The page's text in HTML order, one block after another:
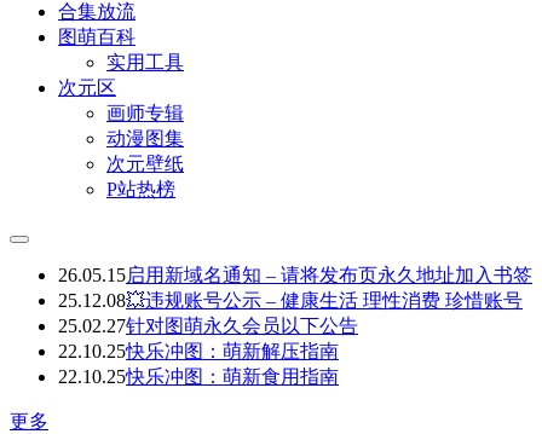
合集放流
图萌百科
实用工具
次元区
画师专辑
动漫图集
次元壁纸
P站热榜
26.05.15启用新域名通知 – 请将发布页永久地址加入书签
25.12.08💥违规账号公示 – 健康生活 理性消费 珍惜账号
25.02.27针对图萌永久会员以下公告
22.10.25快乐冲图：萌新解压指南
22.10.25快乐冲图：萌新食用指南
更多